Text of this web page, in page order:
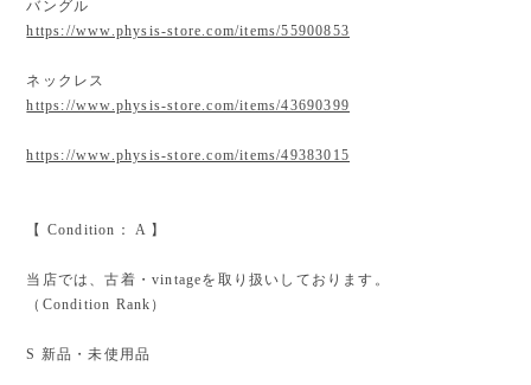
バングル
https://www.physis-store.com/items/55900853
ネックレス
https://www.physis-store.com/items/43690399
https://www.physis-store.com/items/49383015
【 Condition： A 】
当店では、古着・vintageを取り扱いしております。
（Condition Rank）
S 新品・未使用品